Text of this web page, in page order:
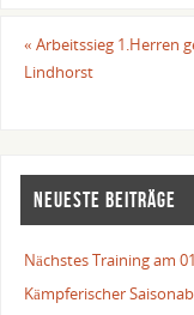
« Arbeitssieg 1.Herren
Lindhorst
NEUESTE BEITRÄGE
Nächstes Training am
Kämpferischer